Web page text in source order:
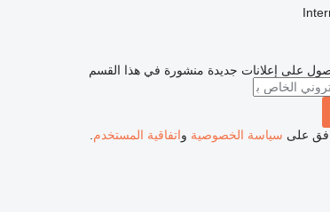
على إعلانات جديدة منشورة في هذا القسم
على سياسة الخصوصية واتفاقية المستخدم